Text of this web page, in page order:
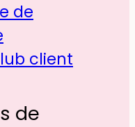
de
client
de